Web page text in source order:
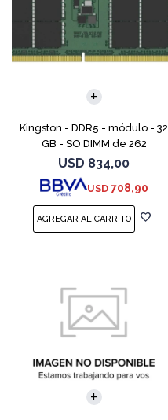
Kingston - DDR5 - módulo - 32
GB - SO DIMM de 262
contactos - 5600 MT/s / PC5-
44800 - CL46 - 1.1 V - sin
búfer - no ECC
USD 834,00
USD 708,90